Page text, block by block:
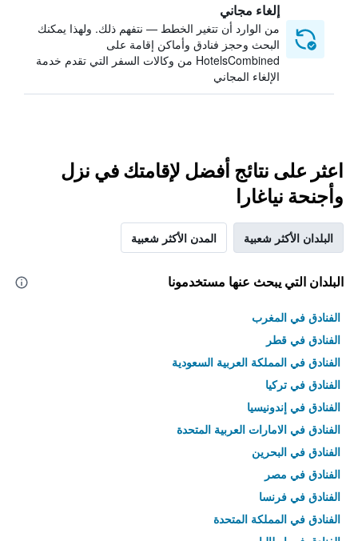
إلغاء مجاني
من الوارد أن تتغير الخطط — نتفهم ذلك. ولهذا يمكنك
البحث وحجز فنادق وأماكن إقامة على
HotelsCombined من وكالات السفر التي تقدم خدمة
الإلغاء المجاني
اعثر على نتائج أفضل لإقامتك في نزل
وأجنحة نياغارا
البلدان الأكثر شعبية المدن الأكثر شعبية
البلدان التي يبحث عنها مستخدمونا
الفنادق في المغرب
الفنادق في قطر
الفنادق في المملكة العربية السعودية
الفنادق في تركيا
الفنادق في إندونيسيا
الفنادق في الامارات العربية المتحدة
الفنادق في البحرين
الفنادق في مصر
الفنادق في فرنسا
الفنادق في المملكة المتحدة